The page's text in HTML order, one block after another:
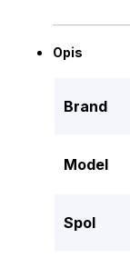
Opis
Brand
Model
Spol